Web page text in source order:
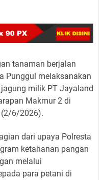
tanaman berjalan
Punggul melaksanakan
milik PT Jayaland
Makmur 2 di
(2/6/2026).
dari upaya Polresta
ketahanan pangan
melalui
para petani di